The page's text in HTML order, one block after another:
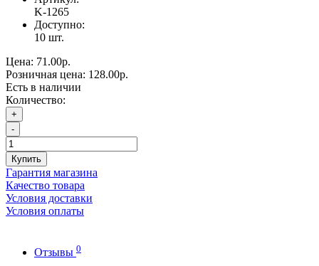
K-1265
Доступно:
10 шт.
Цена: 71.00р.
Розничная цена: 128.00р.
Есть в наличии
Количество:
+
-
Купить
Гарантия магазина
Качество товара
Условия доставки
Условия оплаты
Отзывы 0